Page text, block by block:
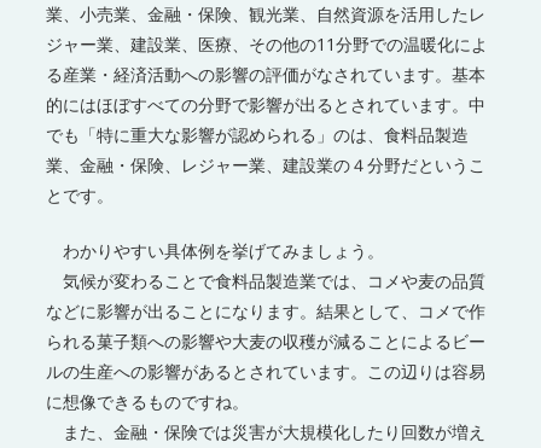
業、小売業、金融・保険、観光業、自然資源を活用したレ
ジャー業、建設業、医療、その他の11分野での温暖化によ
る産業・経済活動への影響の評価がなされています。基本
的にはほぼすべての分野で影響が出るとされています。中
でも「特に重大な影響が認められる」のは、食料品製造
業、金融・保険、レジャー業、建設業の４分野だというこ
とです。
わかりやすい具体例を挙げてみましょう。
気候が変わることで食料品製造業では、コメや麦の品質
などに影響が出ることになります。結果として、コメで作
られる菓子類への影響や大麦の収穫が減ることによるビー
ルの生産への影響があるとされています。この辺りは容易
に想像できるものですね。
また、金融・保険では災害が大規模化したり回数が増え